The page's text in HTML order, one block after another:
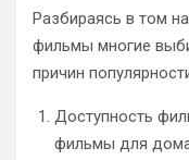
Разбираясь в том
фильмы многие
причин
Доступность
фильмы для